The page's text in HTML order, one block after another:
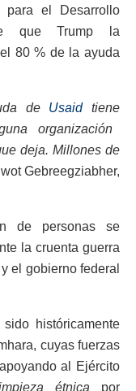
el Desarrollo
que Trump la
80 % de la ayuda
de Usaidtiene
organización
deja. Millones de
Gebreegziabher,
de personas se
la cruenta guerra
el gobierno federal
históricamente
cuyas fuerzas
al Ejército
étnica por